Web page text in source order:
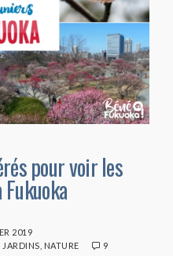
pour voir les
2019
JARDINS, NATURE 9